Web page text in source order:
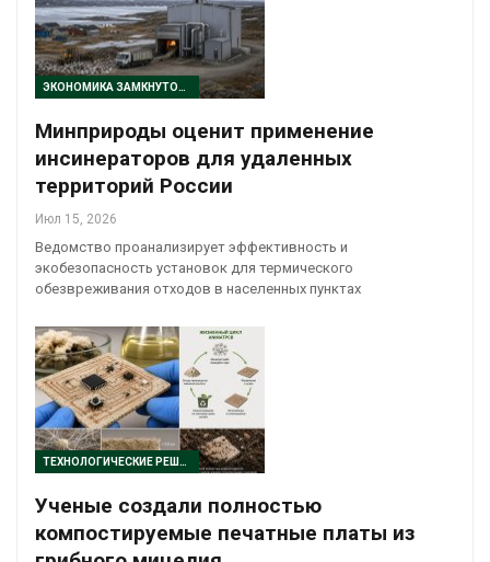
ЭКОНОМИКА ЗАМКНУТОГО ЦИКЛА
Минприроды оценит применение
инсинераторов для удаленных
территорий России
Июл 15, 2026
Ведомство проанализирует эффективность и
экобезопасность установок для термического
обезвреживания отходов в населенных пунктах
ТЕХНОЛОГИЧЕСКИЕ РЕШЕНИЯ
Ученые создали полностью
компостируемые печатные платы из